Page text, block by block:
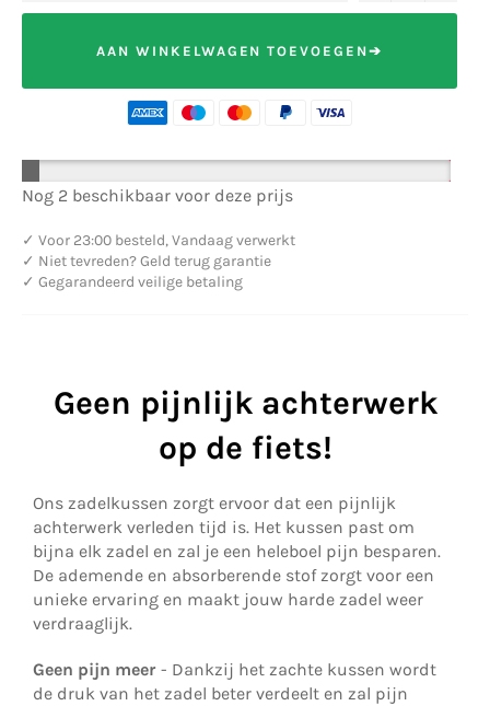
AAN WINKELWAGEN TOEVOEGEN➔
Nog 2 beschikbaar voor deze prijs
✓ Voor 23:00 besteld, Vandaag verwerkt
✓ Niet tevreden? Geld terug garantie
✓ Gegarandeerd veilige betaling
Geen pijnlijk achterwerk
op de fiets!
Ons zadelkussen zorgt ervoor dat een pijnlijk
achterwerk verleden tijd is. Het kussen past om
bijna elk zadel en zal je een heleboel pijn besparen.
De ademende en absorberende stof zorgt voor een
unieke ervaring en maakt jouw harde zadel weer
verdraaglijk.
Geen pijn meer - Dankzij het zachte kussen wordt
de druk van het zadel beter verdeelt en zal pijn